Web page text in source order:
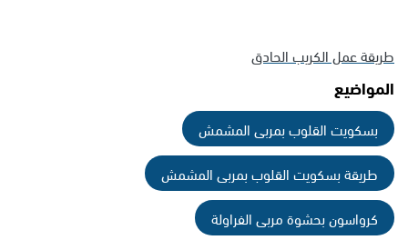
طريقة عمل الكريب الحادق
المواضيع
بسكويت القلوب بمربى المشمش
طريقة بسكويت القلوب بمربى المشمش
كرواسون بحشوة مربى الفراولة